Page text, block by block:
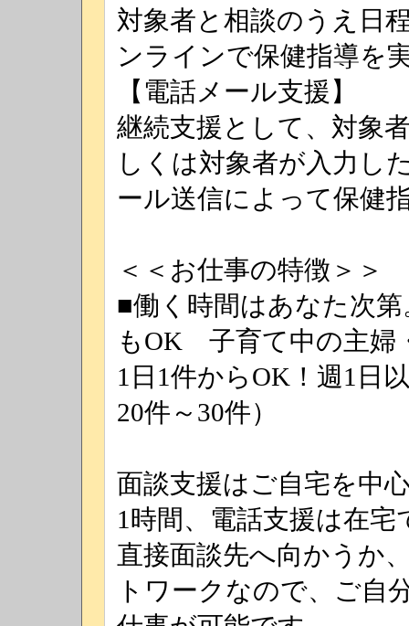
対象者と相談のうえ日
ンラインで保健指導を
【電話メール支援】
継続支援として、対象
しくは対象者が入力し
ール送信によって保健
＜＜お仕事の特徴＞＞
■働く時間はあなた次
もOK 子育て中の主婦
1日1件からOK！週1日
20件～30件）
面談支援はご自宅を中
1時間、電話支援は在宅
直接面談先へ向かうか
トワークなので、ご自